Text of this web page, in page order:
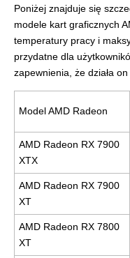
Poniżej znajduje się
modele kart graficznych
temperatury pracy i
przydatne dla
zapewnienia, że działa
Model AMD Radeon
AMD Radeon RX 7900
XTX
AMD Radeon RX 7900
XT
AMD Radeon RX 7800
XT